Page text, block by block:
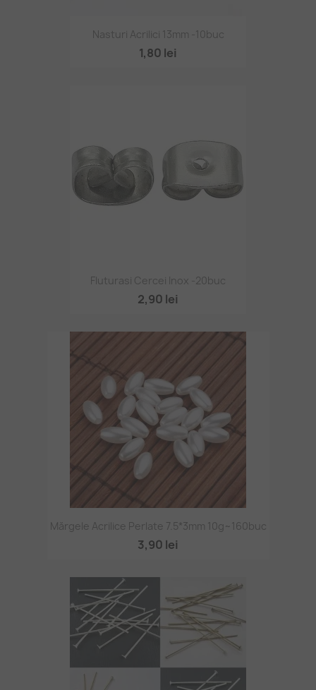
Nasturi Acrilici 13mm -10buc
1,80 lei
Fluturasi Cercei Inox -20buc
2,90 lei
Mărgele Acrilice Perlate 7.5*3mm 10g~160buc
3,90 lei